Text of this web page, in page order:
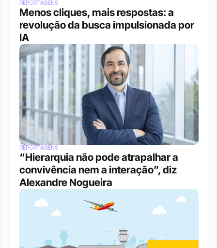
REPORTAGENS
Menos cliques, mais respostas: a
revolução da busca impulsionada por
IA
REPORTAGENS
“Hierarquia não pode atrapalhar a
convivência nem a interação”, diz
Alexandre Nogueira